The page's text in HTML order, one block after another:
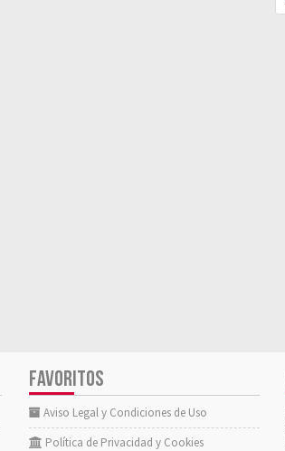
FAVORITOS
Aviso Legal y Condiciones de Uso
Política de Privacidad y Cookies